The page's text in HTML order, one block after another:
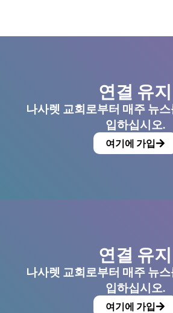
연결 유지
나사렛 교회로부터 매주 뉴
입하십시오.
여기에 가입
연결 유지
나사렛 교회로부터 매주 뉴
입하십시오.
여기에 가입